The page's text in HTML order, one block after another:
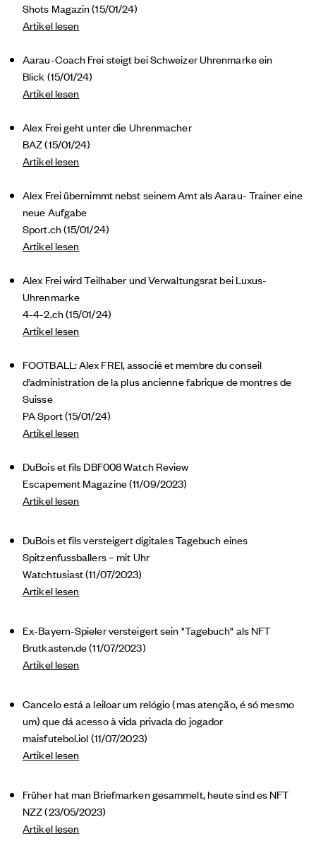
Shots Magazin (15/01/24)
Artikel lesen
Aarau-Coach Frei steigt bei Schweizer Uhrenmarke ein
Blick (15/01/24)
Artikel lesen
Alex Frei geht unter die Uhrenmacher
BAZ (15/01/24)
Artikel lesen
Alex Frei übernimmt nebst seinem Amt als Aarau- Trainer eine
neue Aufgabe
Sport.ch (15/01/24)
Artikel lesen
Alex Frei wird Teilhaber und Verwaltungsrat bei Luxus-
Uhrenmarke
4-4-2.ch (15/01/24)
Artikel lesen
FOOTBALL: Alex FREI, associé et membre du conseil
d’administration de la plus ancienne fabrique de montres de
Suisse
PA Sport (15/01/24)
Artikel lesen
DuBois et fils DBF008 Watch Review
Escapement Magazine (11/09/2023)
Artikel lesen
DuBois et fils versteigert digitales Tagebuch eines
Spitzenfussballers – mit Uhr
Watchtusiast (11/07/2023)
Artikel lesen
Ex-Bayern-Spieler versteigert sein "Tagebuch" als NFT
Brutkasten.de (11/07/2023)
Artikel lesen
Cancelo está a leiloar um relógio (mas atenção, é só mesmo
um) que dá acesso à vida privada do jogador
maisfutebol.iol (11/07/2023)
Artikel lesen
Früher hat man Briefmarken gesammelt, heute sind es NFT
NZZ (23/05/2023)
Artikel lesen